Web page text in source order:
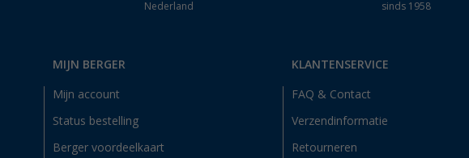
Nederland
sinds 1958
MIJN BERGER
Mijn account
Status bestelling
Berger voordeelkaart
KLANTENSERVICE
FAQ & Contact
Verzendinformatie
Retourneren